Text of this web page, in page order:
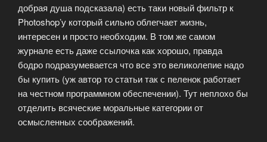
добрая душа подсказала) есть таки новый фильтр к
Photoshop’у который сильно облегчает жизнь,
интересен и просто необходим. В том же самом
журнале есть даже ссылочка как хорошо, правда
бодро подразумевается что все это великолепие надо
бы купить (уж автор то статьи так с пеленок работает
на честном программном обеспечении). Тут неплохо бы
отделить всяческие моральные категории от
осмысленных соображений.